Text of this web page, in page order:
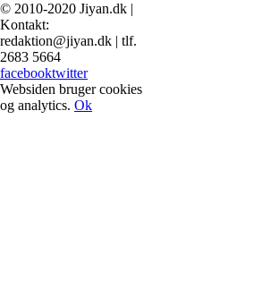
© 2010-2020 Jiyan.dk |
Kontakt:
redaktion@jiyan.dk | tlf.
2683 5664
facebooktwitter
Websiden bruger cookies
og analytics. Ok